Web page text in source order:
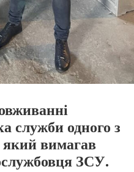
служби одного з
який вимагав
ЗСУ.